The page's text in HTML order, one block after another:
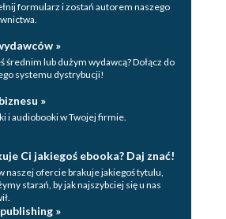
formularz i zostań autorem naszego
»
średnim lub dużym wydawcą? Dołącz do
systemu dystrybucji!
»
i audiobooki w Twojej firmie.
Ci jakiegoś ebooka? Daj znać!
naszej ofercie brakuje jakiegoś tytulu,
starań, by jak najszybciej się u nas
»